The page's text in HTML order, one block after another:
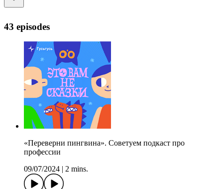
43 episodes
«Переверни пингвина». Советуем подкаст про
профессии
09/07/2024
2 mins.